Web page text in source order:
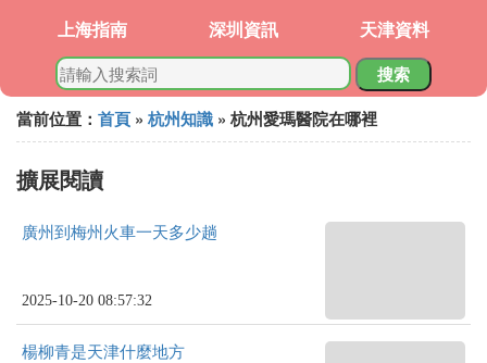
上海指南 深圳資訊 天津資料
搜索
當前位置： 首頁 » 杭州知識 » 杭州愛瑪醫院在哪裡
擴展閱讀
廣州到梅州火車一天多少趟
2025-10-20 08:57:32
楊柳青是天津什麼地方